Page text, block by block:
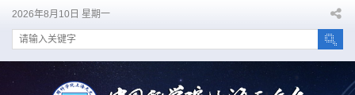
2026年8月10日 星期一